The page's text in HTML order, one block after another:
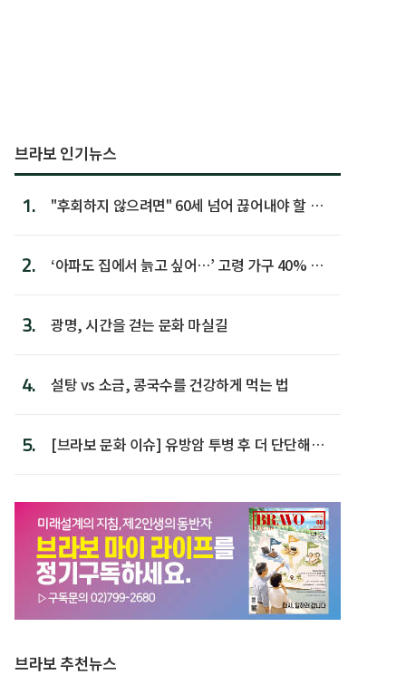
브라보 인기뉴스
1.
"후회하지 않으려면" 60세 넘어 끊어내야 할 사
2.
‘아파도 집에서 늙고 싶어…’ 고령 가구 40% 노
3. 광명, 시간을 걷는 문화 마실길
4. 설탕 vs 소금, 콩국수를 건강하게 먹는 법
5.
[브라보 문화 이슈] 유방암 투병 후 더 단단해진
브라보 추천뉴스